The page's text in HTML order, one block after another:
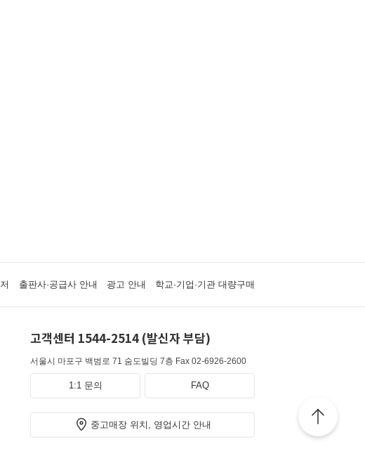
출판사·공급사 안내 광고 안내 학교·기업·기관 대량구매
고객센터 1544-2514 (발신자 부담)
서울시 마포구 백범로 71 숨도빌딩 7층 Fax 02-6926-2600
1:1 문의 FAQ
중고매장 위치, 영업시간 안내